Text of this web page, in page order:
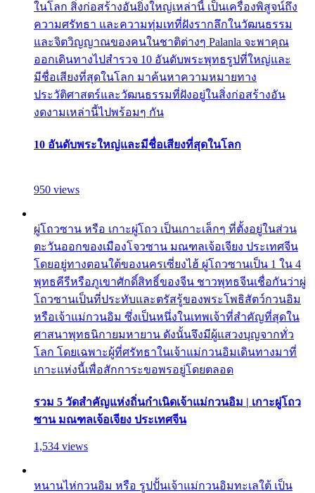
ในโลก สิ่งก่อสร้างอันยิ่งใหญ่เหล่านี้ เป็นเครื่องพิสูจน์ถึง
ความศรัทธา และความทุ่มเทที่ฝังรากลึกในวัฒนธรรม
และจิตวิญญาณของคนในชาติต่างๆ Palanla จะพาคุณ
ออกเดินทางไปสำรวจ 10 อันดับพระพุทธรูปที่ใหญ่และ
มีชื่อเสียงที่สุดในโลก มาค้นหาความหมายทาง
ประวัติศาสตร์และวัฒนธรรมที่ฝังอยู่ในสิ่งก่อสร้างอัน
งดงามเหล่านี้ไปพร้อมๆ กัน
10 อันดับพระใหญ่และมีชื่อเสียงที่สุดในโลก
950 views
ผู่โถวซาน หรือ เกาะผู่โถว เป็นเกาะเล็กๆ ที่ตั้งอยู่ในส่วน
ตะวันออกของเมืองโจวซาน มณฑลเจ้อเจียง ประเทศจีน
โดยอยู่ทางตอนใต้ของนครเซี่ยงไฮ้ ผู่โถวซานเป็น 1 ใน 4
พุทธคีรีหรือภูเขาศักดิ์สิทธิ์ของจีน ชาวพุทธจีนเชื่อกันว่าผู่
โถวซานเป็นที่ประทับและตรัสรู้ของพระโพธิสัตว์กวนอิม
หรือเจ้าแม่กวนอิม ซึ่งเป็นหนึ่งในเทพเจ้าที่สำคัญที่สุดใน
ศาสนาพุทธนิกายมหายาน ดังนั้นจึงมีผู้แสวงบุญจากทั่ว
โลก โดยเฉพาะผู้ที่ศรัทธาในเจ้าแม่กวนอิมเดินทางมาที่
เกาะแห่งนี้เพื่อสักการะขอพรอยู่โดยตลอด
รวม 5 วัดสำคัญแห่งถิ่นกำเนิดเจ้าแม่กวนอิม | เกาะผู่โถว
ซาน มณฑลเจ้อเจียง ประเทศจีน
1,534 views
หนานไห่กวนอิม หรือ รูปปั้นเจ้าแม่กวนอิมทะเลใต้ เป็น